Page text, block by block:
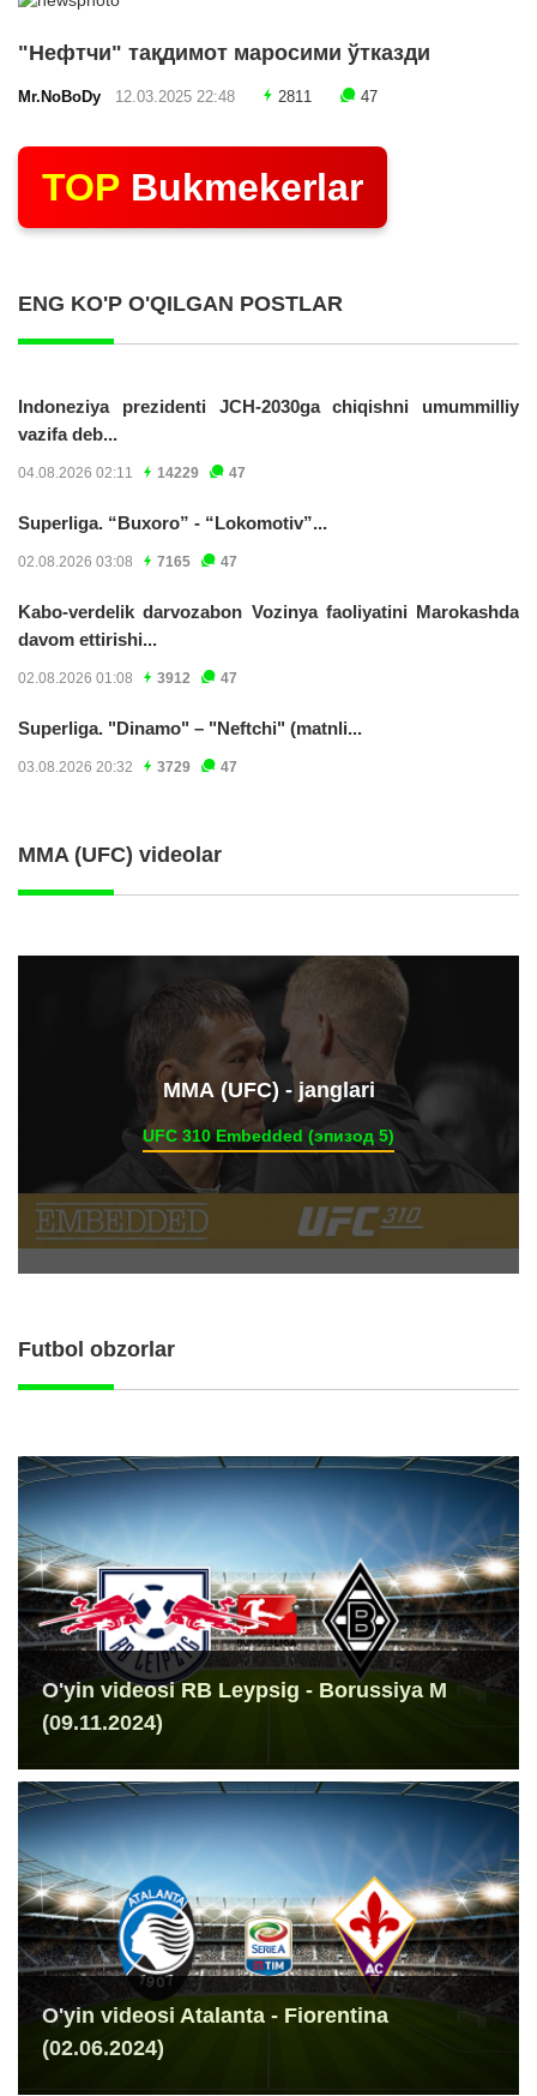
"Нефтчи" тақдимот маросими ўтказди
Mr.NoBoDy 12.03.2025 22:48 2811 47
TOP Bukmekerlar
ENG KO'P O'QILGAN POSTLAR
Indoneziya prezidenti JCH-2030ga chiqishni umummilliy
vazifa deb...
04.08.2026 02:11 14229 47
Superliga. “Buxoro” - “Lokomotiv”...
02.08.2026 03:08 7165 47
Kabo-verdelik darvozabon Vozinya faoliyatini Marokashda
davom ettirishi...
02.08.2026 01:08 3912 47
Superliga. "Dinamo" – "Neftchi" (matnli...
03.08.2026 20:32 3729 47
MMA (UFC) videolar
ММА (UFC) - janglari
UFC 310 Embedded (эпизод 5)
Futbol obzorlar
O'yin videosi RB Leypsig - Borussiya M
(09.11.2024)
O'yin videosi Atalanta - Fiorentina
(02.06.2024)